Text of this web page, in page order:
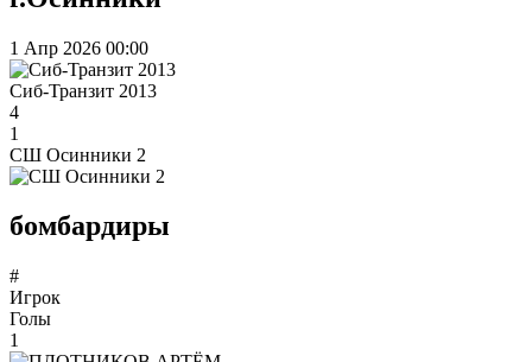
1 Апр 2026 00:00
Сиб-Транзит 2013
4
1
СШ Осинники 2
бомбардиры
#
Игрок
Голы
1